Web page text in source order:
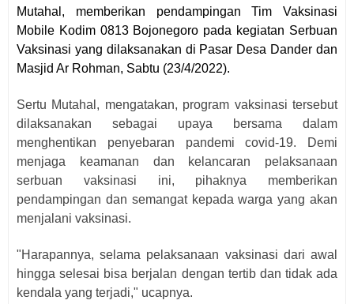
Mutahal, memberikan pendampingan Tim Vaksinasi
Mobile Kodim 0813 Bojonegoro pada kegiatan Serbuan
Vaksinasi yang dilaksanakan di Pasar Desa Dander dan
Masjid Ar Rohman, Sabtu (23/4/2022).
Sertu Mutahal, mengatakan, program vaksinasi tersebut
dilaksanakan sebagai upaya bersama dalam
menghentikan penyebaran pandemi covid-19. Demi
menjaga keamanan dan kelancaran pelaksanaan
serbuan vaksinasi ini, pihaknya memberikan
pendampingan dan semangat kepada warga yang akan
menjalani vaksinasi.
"Harapannya, selama pelaksanaan vaksinasi dari awal
hingga selesai bisa berjalan dengan tertib dan tidak ada
kendala yang terjadi," ucapnya.